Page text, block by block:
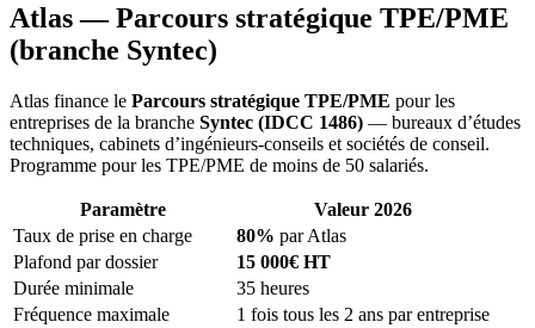
Atlas — Parcours stratégique TPE/PME
(branche Syntec)
Atlas finance le Parcours stratégique TPE/PME pour les
entreprises de la branche Syntec (IDCC 1486) — bureaux d’études
techniques, cabinets d’ingénieurs-conseils et sociétés de conseil.
Programme pour les TPE/PME de moins de 50 salariés.
Paramètre
Valeur 2026
Taux de prise en charge
80% par Atlas
Plafond par dossier
15 000€ HT
Durée minimale
35 heures
Fréquence maximale
1 fois tous les 2 ans par entreprise